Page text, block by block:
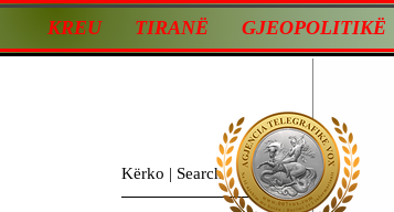
KREU TIRANË GJEOPOLITIKË